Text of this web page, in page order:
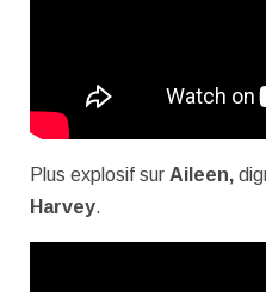
Plus explosif sur Aileen,
Harvey.